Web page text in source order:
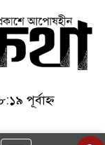
পূর্বাহ্ন